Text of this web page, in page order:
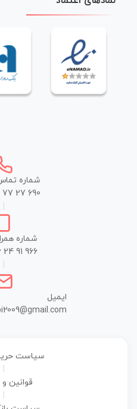
شماره
27 690
شماره
91 966
ایمیل
سیاست
قوانین